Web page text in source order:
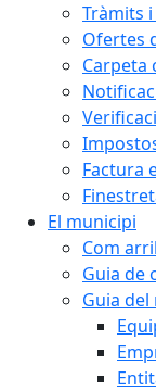
Tràmits
Ofertes
Carpeta
Factura
El municipi
Com
Guia de
Guia